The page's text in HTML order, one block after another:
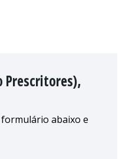
Prescritores),
abaixo e